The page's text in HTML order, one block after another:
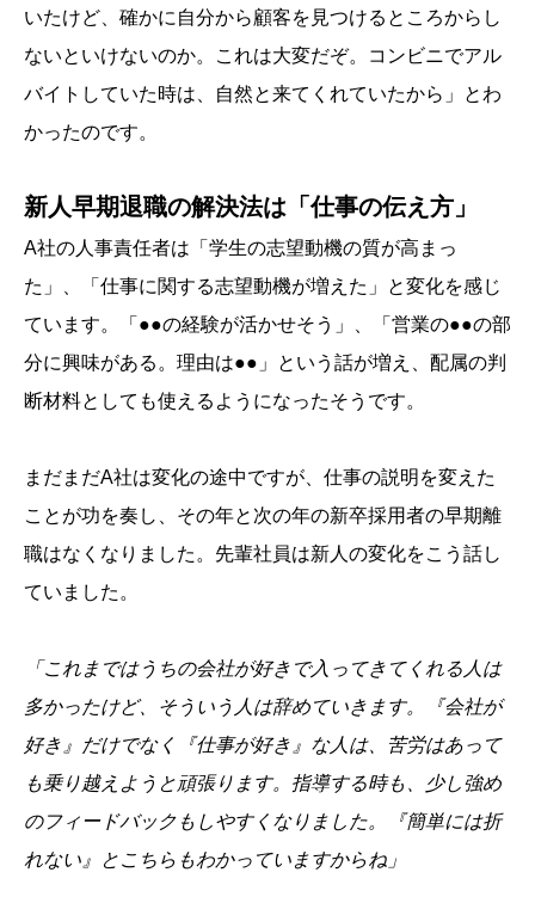
いたけど、確かに自分から顧客を見つけるところからし
ないといけないのか。これは大変だぞ。コンビニでアル
バイトしていた時は、自然と来てくれていたから」とわ
かったのです。
新人早期退職の解決法は「仕事の伝え方」
A社の人事責任者は「学生の志望動機の質が高まっ
た」、「仕事に関する志望動機が増えた」と変化を感じ
ています。「●●の経験が活かせそう」、「営業の●●の部
分に興味がある。理由は●●」という話が増え、配属の判
断材料としても使えるようになったそうです。
まだまだA社は変化の途中ですが、仕事の説明を変えた
ことが功を奏し、その年と次の年の新卒採用者の早期離
職はなくなりました。先輩社員は新人の変化をこう話し
ていました。
「 これまではうちの会社が好きで入ってきてくれる人は
多かったけど、そういう人は辞めていきます。
『会社が
好き』 だけでなく 『仕事が好き』 な人は、苦労はあって
も乗り越えようと頑張ります。指導する時も、少し強め
のフィードバックもしやすくなりました。
『簡単には折
れない』 とこちらもわかっていますからね 」